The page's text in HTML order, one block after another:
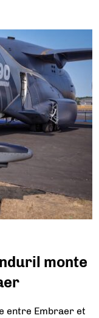
monte
entre Embraer et